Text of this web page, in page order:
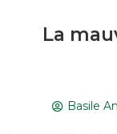
La
Basile